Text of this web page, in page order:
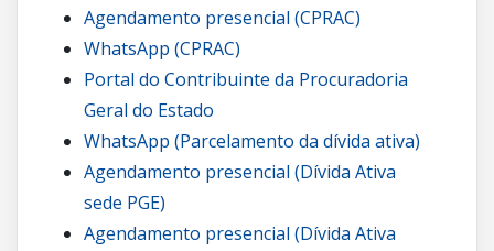
Agendamento presencial (CPRAC)
WhatsApp (CPRAC)
Portal do Contribuinte da Procuradoria
Geral do Estado
WhatsApp (Parcelamento da dívida ativa)
Agendamento presencial (Dívida Ativa
sede PGE)
Agendamento presencial (Dívida Ativa